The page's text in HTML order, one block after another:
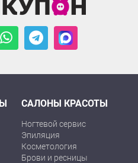
САЛОНЫ КРАСОТЫ
Ногтевой сервис
Эпиляция
Косметология
Брови и ресницы